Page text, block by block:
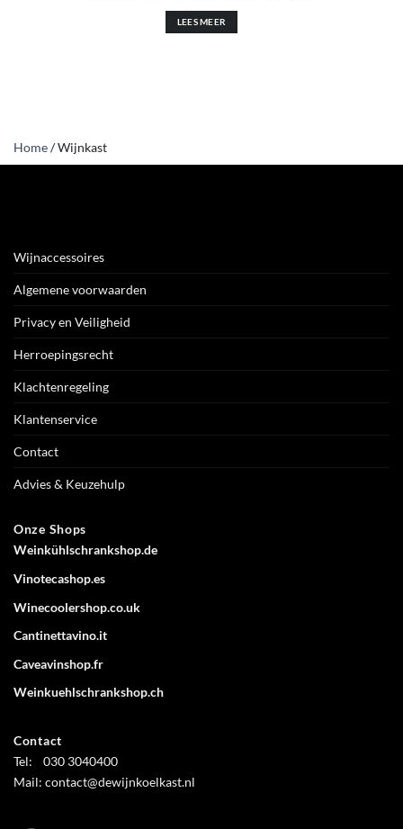
LEES MEER
Home/Wijnkast
Wijnaccessoires
Algemene voorwaarden
Privacy en Veiligheid
Herroepingsrecht
Klachtenregeling
Klantenservice
Contact
Advies & Keuzehulp
Onze Shops
Weinkühlschrankshop.de
Vinotecashop.es
Winecoolershop.co.uk
Cantinettavino.it
Caveavinshop.fr
Weinkuehlschrankshop.ch
Contact
Tel: 030 3040400
Mail: contact@dewijnkoelkast.nl